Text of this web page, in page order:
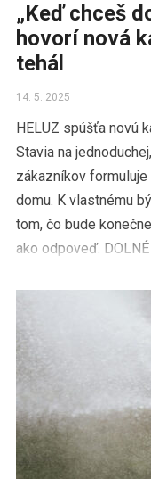
„Keď chceš
hovorí nová
tehál
14. 5. 2025
HELUZ spúšťa novú
Stavia na
zákazníkov
domu. K vlastnému
tom, čo bude
ako odpoveď.